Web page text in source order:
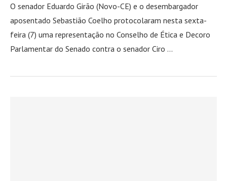
O senador Eduardo Girão (Novo-CE) e o desembargador
aposentado Sebastião Coelho protocolaram nesta sexta-
feira (7) uma representação no Conselho de Ética e Decoro
Parlamentar do Senado contra o senador Ciro …